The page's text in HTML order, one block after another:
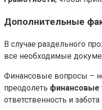
Дополнительные
В случае раздельного
все необходимые
Финансовые вопросы –
преодолеть финансовые
ответственность и